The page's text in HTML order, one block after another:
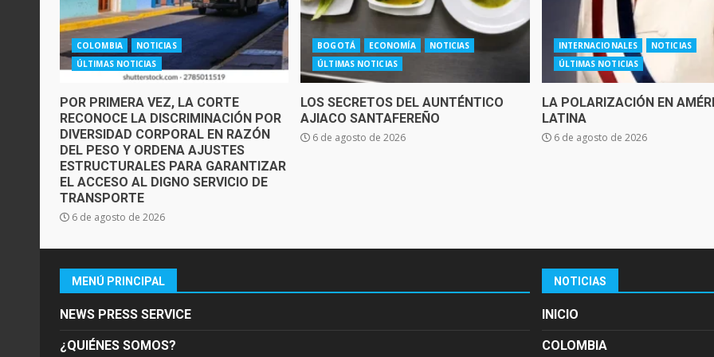
COLOMBIA
NOTICIAS
ÚLTIMAS NOTICIAS
POR PRIMERA VEZ, LA CORTE
RECONOCE LA DISCRIMINACIÓN POR
DIVERSIDAD CORPORAL EN RAZÓN
DEL PESO Y ORDENA AJUSTES
ESTRUCTURALES PARA GARANTIZAR
EL ACCESO AL DIGNO SERVICIO DE
TRANSPORTE
6 de agosto de 2026
BOGOTÁ ECONOMÍA
NOTICIAS
ÚLTIMAS NOTICIAS
LOS SECRETOS DEL AUNTÉNTICO
AJIACO SANTAFEREÑO
6 de agosto de 2026
INTERNACIONALES
NOTICIAS
ÚLTIMAS NOTICIAS
LA POLARIZACIÓN EN
LATINA
6 de agosto de 2026
MENÚ PRINCIPAL
NEWS PRESS SERVICE
¿QUIÉNES SOMOS?
NOTICIAS
INICIO
COLOMBIA